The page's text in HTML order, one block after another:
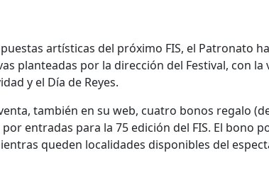
artísticas del próximo FIS, el Patronato ha
planteadas por la dirección del Festival, con la
y el Día de Reyes.
también en su web, cuatro bonos regalo
entradas para la 75 edición del FIS. El bono
queden localidades disponibles del